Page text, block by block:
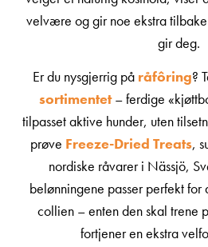
velvære og gir noe ekstra
gir deg.
Er du nysgjerrig på råfôring?
sortimentet – ferdige
tilpasset aktive hunder, uten
prøve Freeze-Dried Treats,
nordiske råvarer i Nässjö,
belønningene passer perfekt
collien – enten den skal trene
fortjener en ekstra